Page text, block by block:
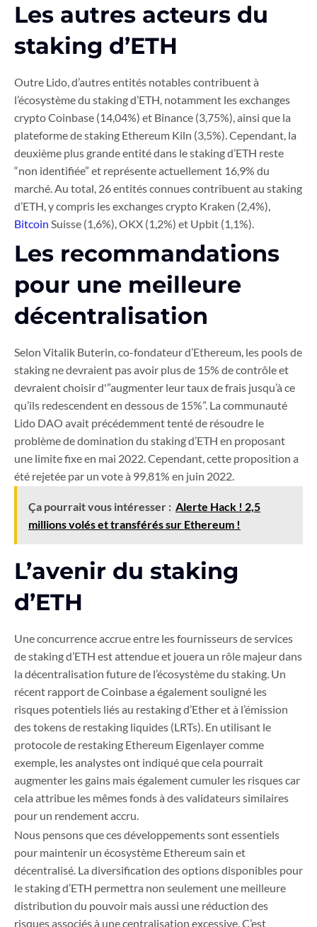
Les autres acteurs du
staking d’ETH
Outre Lido, d’autres entités notables contribuent à
l’écosystème du staking d’ETH, notamment les exchanges
crypto Coinbase (14,04%) et Binance (3,75%), ainsi que la
plateforme de staking Ethereum Kiln (3,5%). Cependant, la
deuxième plus grande entité dans le staking d’ETH reste
“non identifiée” et représente actuellement 16,9% du
marché. Au total, 26 entités connues contribuent au staking
d’ETH, y compris les exchanges crypto Kraken (2,4%),
Bitcoin Suisse (1,6%), OKX (1,2%) et Upbit (1,1%).
Les recommandations
pour une meilleure
décentralisation
Selon Vitalik Buterin, co-fondateur d’Ethereum, les pools de
staking ne devraient pas avoir plus de 15% de contrôle et
devraient choisir d'”augmenter leur taux de frais jusqu’à ce
qu’ils redescendent en dessous de 15%”. La communauté
Lido DAO avait précédemment tenté de résoudre le
problème de domination du staking d’ETH en proposant
une limite fixe en mai 2022. Cependant, cette proposition a
été rejetée par un vote à 99,81% en juin 2022.
Ça pourrait vous intéresser : Alerte Hack ! 2,5
millions volés et transférés sur Ethereum !
L’avenir du staking
d’ETH
Une concurrence accrue entre les fournisseurs de services
de staking d’ETH est attendue et jouera un rôle majeur dans
la décentralisation future de l’écosystème du staking. Un
récent rapport de Coinbase a également souligné les
risques potentiels liés au restaking d’Ether et à l’émission
des tokens de restaking liquides (LRTs). En utilisant le
protocole de restaking Ethereum Eigenlayer comme
exemple, les analystes ont indiqué que cela pourrait
augmenter les gains mais également cumuler les risques car
cela attribue les mêmes fonds à des validateurs similaires
pour un rendement accru.
Nous pensons que ces développements sont essentiels
pour maintenir un écosystème Ethereum sain et
décentralisé. La diversification des options disponibles pour
le staking d’ETH permettra non seulement une meilleure
distribution du pouvoir mais aussi une réduction des
risques associés à une centralisation excessive. C’est